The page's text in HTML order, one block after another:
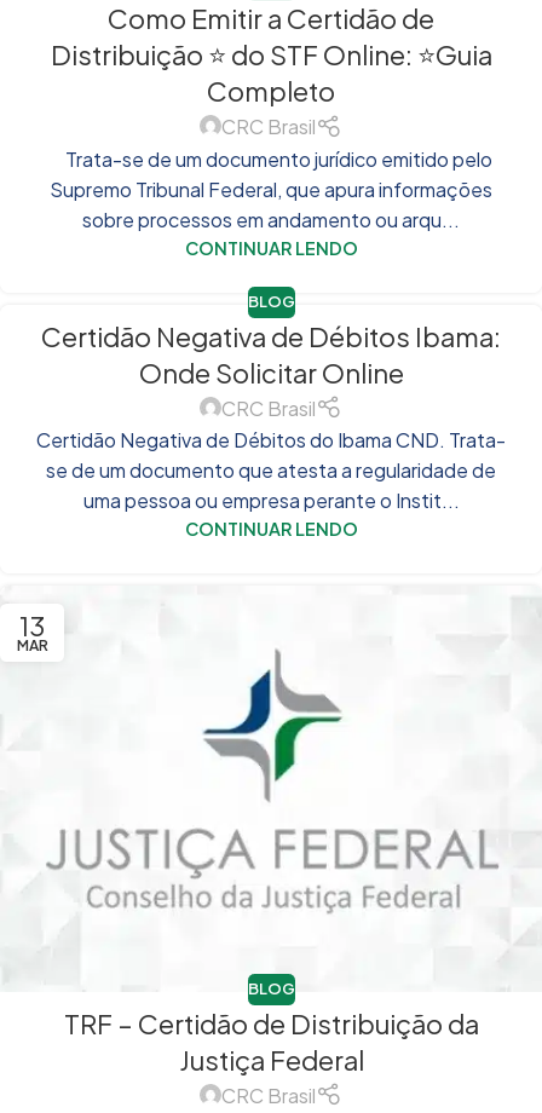
Como Emitir a Certidão de
Distribuição ⭐ do STF Online: ⭐Guia
Completo
CRC Brasil
Trata-se de um documento jurídico emitido pelo
Supremo Tribunal Federal, que apura informações
sobre processos em andamento ou arqu...
CONTINUAR LENDO
BLOG
Certidão Negativa de Débitos Ibama:
Onde Solicitar Online
CRC Brasil
Certidão Negativa de Débitos do Ibama CND. Trata-
se de um documento que atesta a regularidade de
uma pessoa ou empresa perante o Instit...
CONTINUAR LENDO
13
MAR
BLOG
TRF – Certidão de Distribuição da
Justiça Federal
CRC Brasil